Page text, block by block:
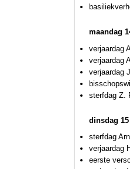
maandag
verjaardag
verjaardag
verjaardag
sterfdag Z.
dinsdag
sterfdag
verjaardag
eerste